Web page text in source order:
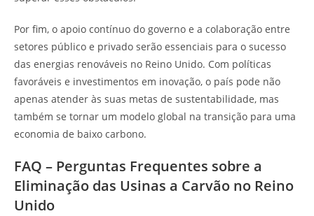
Por fim, o apoio contínuo do governo e a colaboração entre
setores público e privado serão essenciais para o sucesso
das energias renováveis no Reino Unido. Com políticas
favoráveis e investimentos em inovação, o país pode não
apenas atender às suas metas de sustentabilidade, mas
também se tornar um modelo global na transição para uma
economia de baixo carbono.
FAQ – Perguntas Frequentes sobre a
Eliminação das Usinas a Carvão no Reino
Unido